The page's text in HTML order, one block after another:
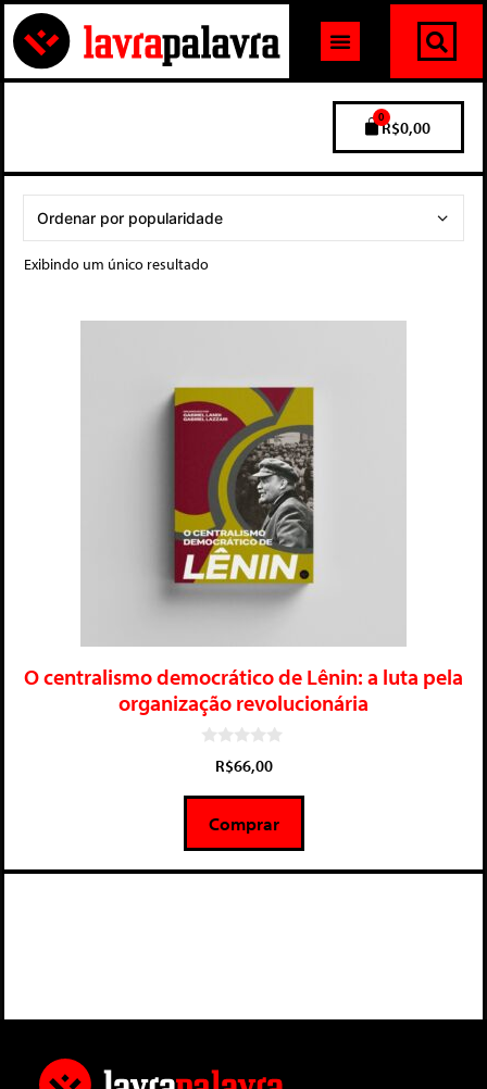
R$0,00
0
Exibindo um único resultado
O centralismo democrático de Lênin: a luta pela
organização revolucionária
5
R$66,00
Comprar